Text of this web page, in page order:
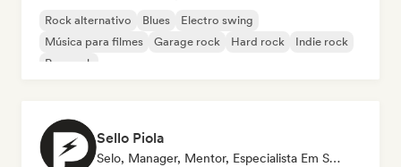
Rock alternativo Blues
Electro swing
Música para filmes
Garage rock Hard rock
Indie rock
Pop rock
Sello Piola
Selo, Manager, Mentor, Especialista Em Som